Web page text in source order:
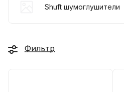
Shuft шумоглушители
Фильтр